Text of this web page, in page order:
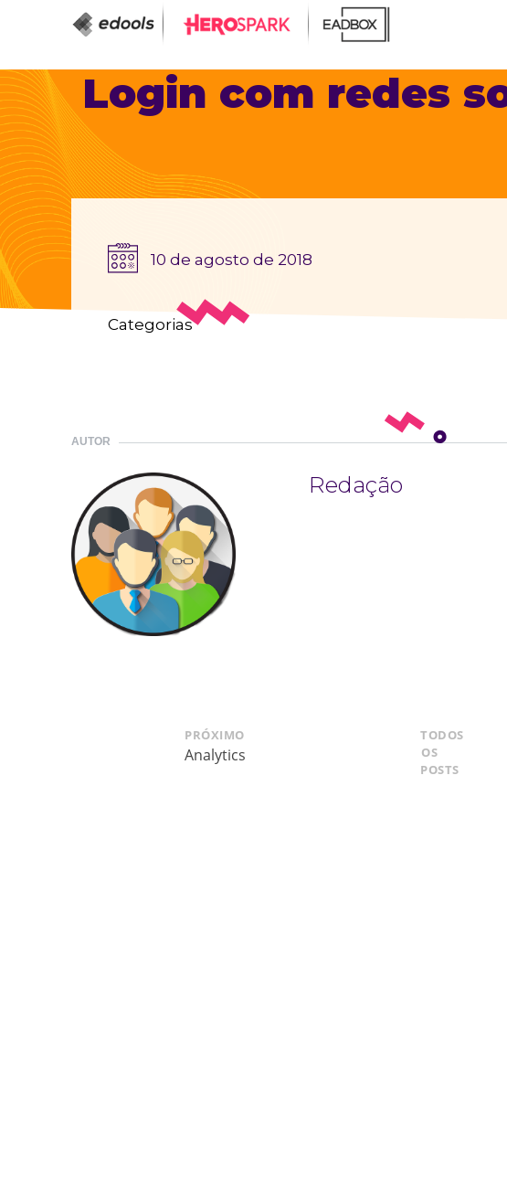
Login com redes
10 de agosto de 2018
Categorias
AUTOR
Redação
PRÓXIMO
Analytics
TODOS
OS
POSTS